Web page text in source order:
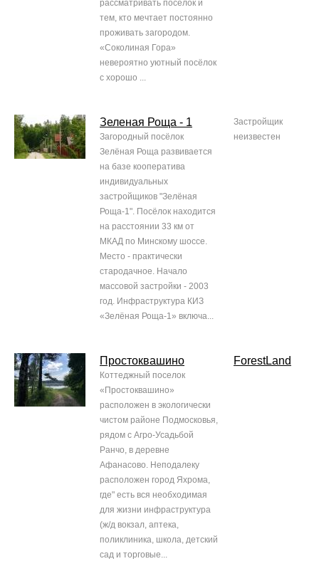
рассматривать посёлок и
тем, кто мечтает постоянно
проживать загородом.
«Соколиная Гора»
невероятно уютный посёлок
с хорошо ...
Зеленая Роща - 1
Загородный посёлок
Зелёная Роща развивается
на базе кооператива
индивидуальных
застройщиков "Зелёная
Роща-1". Посёлок находится
на расстоянии 33 км от
МКАД по Минскому шоссе.
Место - практически
стародачное. Начало
массовой застройки - 2003
год. Инфраструктура КИЗ
«Зелёная Роща-1» включа...
Застройщик
неизвестен
Простоквашино
Коттеджный поселок
«Простоквашино»
расположен в экологически
чистом районе Подмосковья,
рядом с Агро-Усадьбой
Ранчо, в деревне
Афанасово. Неподалеку
расположен город Яхрома,
где" есть вся необходимая
для жизни инфраструктура
(ж/д вокзал, аптека,
поликлиника, школа, детский
сад и торговые...
ForestLand